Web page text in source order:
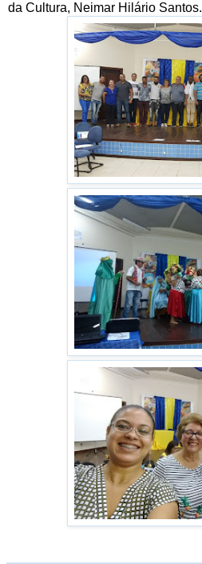
da Cultura, Neimar Hilário Santos.